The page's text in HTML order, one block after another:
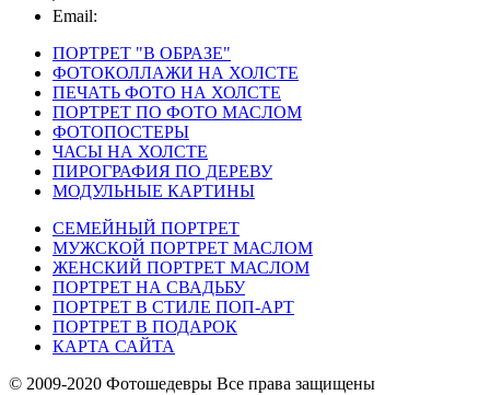
Email:
ПОРТРЕТ "В ОБРАЗЕ"
ФОТОКОЛЛАЖИ НА ХОЛСТЕ
ПЕЧАТЬ ФОТО НА ХОЛСТЕ
ПОРТРЕТ ПО ФОТО МАСЛОМ
ФОТОПОСТЕРЫ
ЧАСЫ НА ХОЛСТЕ
ПИРОГРАФИЯ ПО ДЕРЕВУ
МОДУЛЬНЫЕ КАРТИНЫ
СЕМЕЙНЫЙ ПОРТРЕТ
МУЖСКОЙ ПОРТРЕТ МАСЛОМ
ЖЕНСКИЙ ПОРТРЕТ МАСЛОМ
ПОРТРЕТ НА СВАДЬБУ
ПОРТРЕТ В СТИЛЕ ПОП-АРТ
ПОРТРЕТ В ПОДАРОК
КАРТА САЙТА
© 2009-2020 Фотошедевры Все права защищены